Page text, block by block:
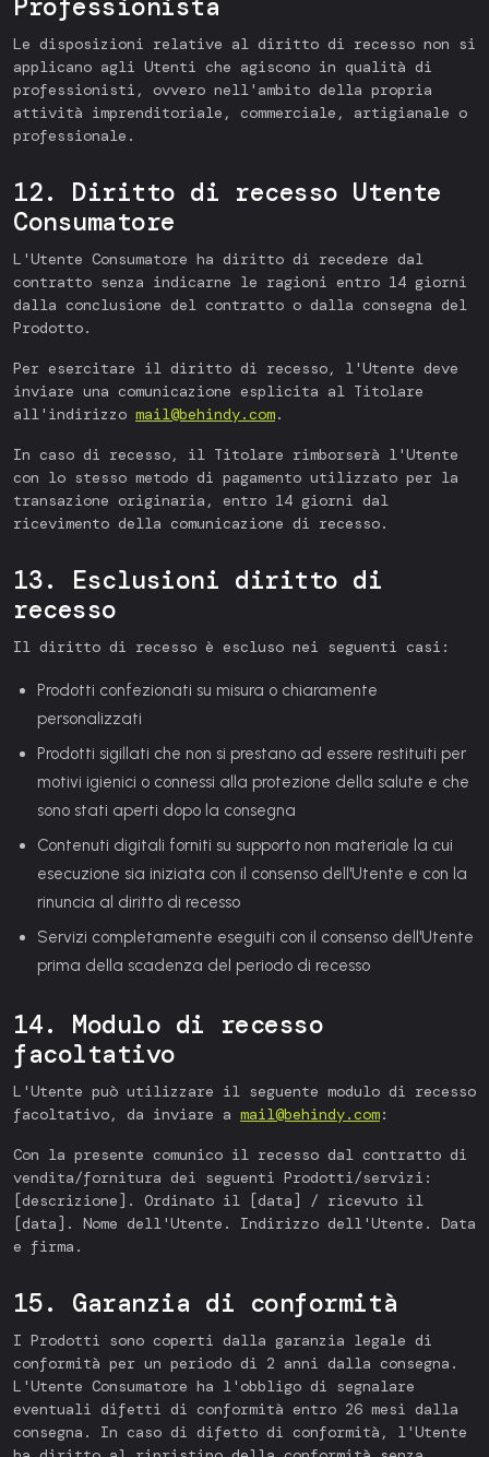
Professionista
Le disposizioni relative al diritto di recesso non si
applicano agli Utenti che agiscono in qualità di
professionisti, ovvero nell'ambito della propria
attività imprenditoriale, commerciale, artigianale o
professionale.
12. Diritto di recesso Utente
Consumatore
L'Utente Consumatore ha diritto di recedere dal
contratto senza indicarne le ragioni entro 14 giorni
dalla conclusione del contratto o dalla consegna del
Prodotto.
Per esercitare il diritto di recesso, l'Utente deve
inviare una comunicazione esplicita al Titolare
all'indirizzo mail@behindy.com.
In caso di recesso, il Titolare rimborserà l'Utente
con lo stesso metodo di pagamento utilizzato per la
transazione originaria, entro 14 giorni dal
ricevimento della comunicazione di recesso.
13. Esclusioni diritto di
recesso
Il diritto di recesso è escluso nei seguenti casi:
Prodotti confezionati su misura o chiaramente
personalizzati
Prodotti sigillati che non si prestano ad essere restituiti per
motivi igienici o connessi alla protezione della salute e che
sono stati aperti dopo la consegna
Contenuti digitali forniti su supporto non materiale la cui
esecuzione sia iniziata con il consenso dell'Utente e con la
rinuncia al diritto di recesso
Servizi completamente eseguiti con il consenso dell'Utente
prima della scadenza del periodo di recesso
14. Modulo di recesso
facoltativo
L'Utente può utilizzare il seguente modulo di recesso
facoltativo, da inviare a mail@behindy.com:
Con la presente comunico il recesso dal contratto di
vendita/fornitura dei seguenti Prodotti/servizi:
[descrizione]. Ordinato il [data] / ricevuto il
[data]. Nome dell'Utente. Indirizzo dell'Utente. Data
e firma.
15. Garanzia di conformità
I Prodotti sono coperti dalla garanzia legale di
conformità per un periodo di 2 anni dalla consegna.
L'Utente Consumatore ha l'obbligo di segnalare
eventuali difetti di conformità entro 26 mesi dalla
consegna. In caso di difetto di conformità, l'Utente